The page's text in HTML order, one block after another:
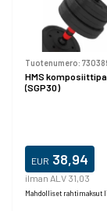
Tuotenumero:
HMS
(SGP30)
EUR 38,94
ilman ALV 31,03
Mahdolliset rahtimaksut